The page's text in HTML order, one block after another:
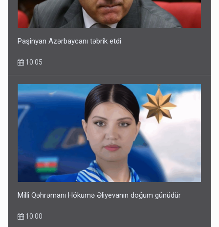
Paşinyan Azərbaycanı təbrik etdi
10:05
Milli Qəhrəmanı Hökumə Əliyevanın doğum günüdür
10:00